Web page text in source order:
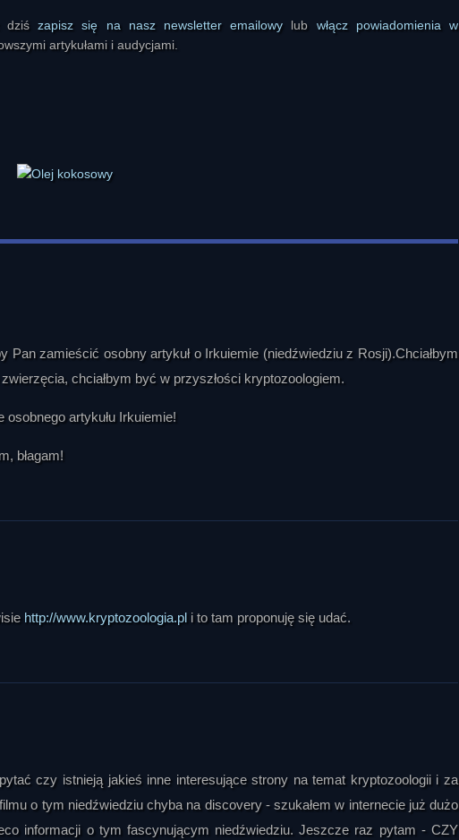
dziśzapisz się na nasz newsletter emailowy lub włącz powiadomienia w
artykułami i audycjami.
Pan zamieścić osobny artykuł o Irkuiemie (niedźwiedziu z Rosji).Chciałbym
chciałbym być w przyszłości kryptozoologiem.
artykułu Irkuiemie!
błagam!
http://www.kryptozoologia.pl i to tam proponuję się udać.
czy istnieją jakieś inne interesujące strony na temat kryptozoologii i za
o tym niedźwiedziu chyba na discovery - szukałem w internecie już dużo
informacji o tym fascynującym niedźwiedziu. Jeszcze raz pytam - CZY